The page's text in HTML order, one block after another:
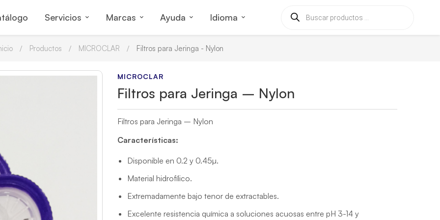
Servicios Marcas Ayuda Idioma
Productos MICROCLAR Filtros para Jeringa - Nylon
MICROCLAR
Filtros para Jeringa – Nylon
Filtros para Jeringa – Nylon
Características:
Disponible en 0.2 y 0.45µ.
Material hidrofílico.
Extremadamente bajo tenor de extractables.
Excelente resistencia química a soluciones acuosas entre pH 3-14 y